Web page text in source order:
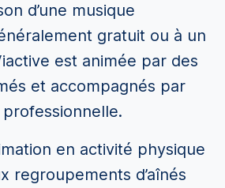
d’une musique
gratuit ou à un
est animée par des
et accompagnés par
en activité physique
regroupements d’aînés